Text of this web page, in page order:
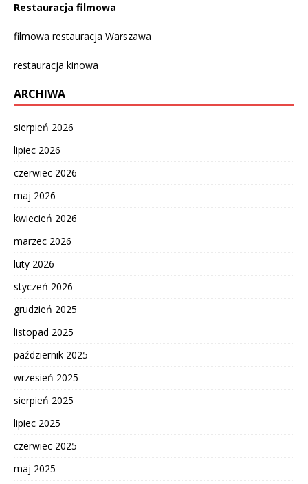
Restauracja filmowa
filmowa restauracja Warszawa
restauracja kinowa
ARCHIWA
sierpień 2026
lipiec 2026
czerwiec 2026
maj 2026
kwiecień 2026
marzec 2026
luty 2026
styczeń 2026
grudzień 2025
listopad 2025
październik 2025
wrzesień 2025
sierpień 2025
lipiec 2025
czerwiec 2025
maj 2025